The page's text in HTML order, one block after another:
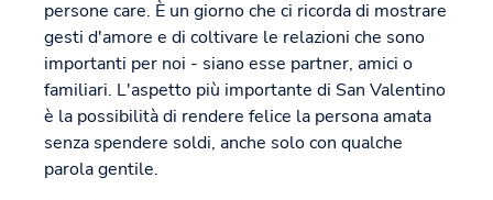
persone care. È un giorno che ci ricorda di mostrare
gesti d'amore e di coltivare le relazioni che sono
importanti per noi - siano esse partner, amici o
familiari. L'aspetto più importante di San Valentino
è la possibilità di rendere felice la persona amata
senza spendere soldi, anche solo con qualche
parola gentile.